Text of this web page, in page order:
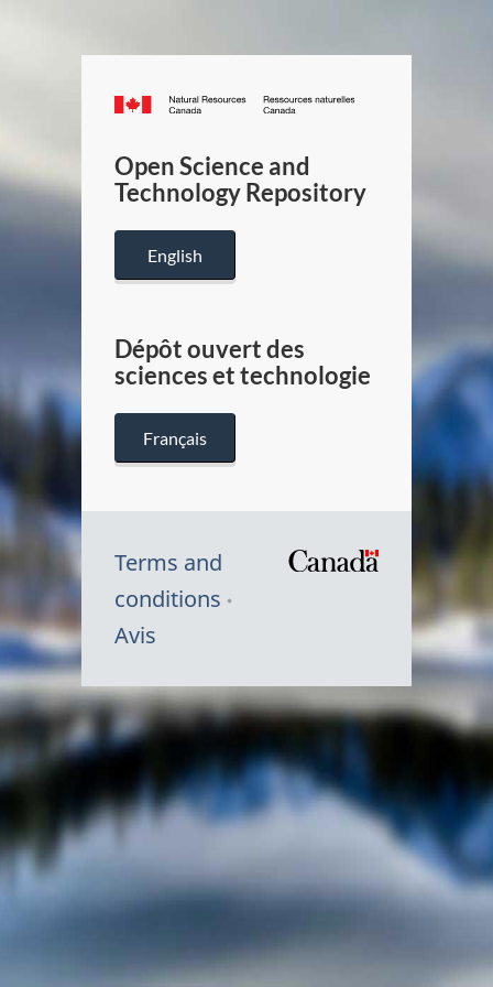
Canada.ca
/
Canada
Open Science and
Technology Repository
English
Dépôt ouvert des
sciences et technologie
Français
Terms and
conditions
Avis
Symbole
du
Canada